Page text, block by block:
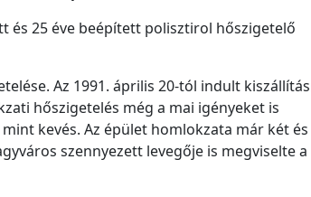
25 éve beépített polisztirol hőszigetelő
Az 1991. április 20-tól indult
hőszigetelés még a mai igényeket is
kevés. Az épület homlokzata már két
szennyezett levegője is megviselte a